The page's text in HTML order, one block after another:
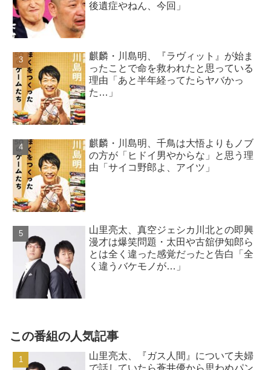
後遺症やねん、今回」
麒麟・川島明、『ラヴィット』が始ま
ったことで命を救われたと思っている
理由「あと半年経ってたらヤバかっ
た…」
麒麟・川島明、千鳥は大悟よりもノブ
の方が「ヒドイ男やからな」と思う理
由「サイコ野郎よ、アイツ」
山里亮太、真空ジェシカ川北との即興
漫才は爆笑問題・太田や古舘伊知郎ら
とは全く違った感覚だったと告白「全
く違うバケモノが…」
この番組の人気記事
山里亮太、『ガス人間』について夫婦